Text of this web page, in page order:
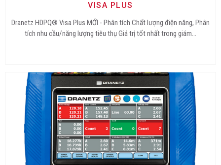
VISA PLUS
Dranetz HDPQ® Visa Plus MỚI - Phân tích Chất lượng điện năng, Phân
tích nhu cầu/năng lượng tiêu thụ Giá trị tốt nhất trong giám…